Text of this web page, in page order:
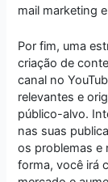
mail marketing
Por fim, uma
criação de
canal no
relevantes e
público-alvo.
nas suas
os problemas e
forma, você irá